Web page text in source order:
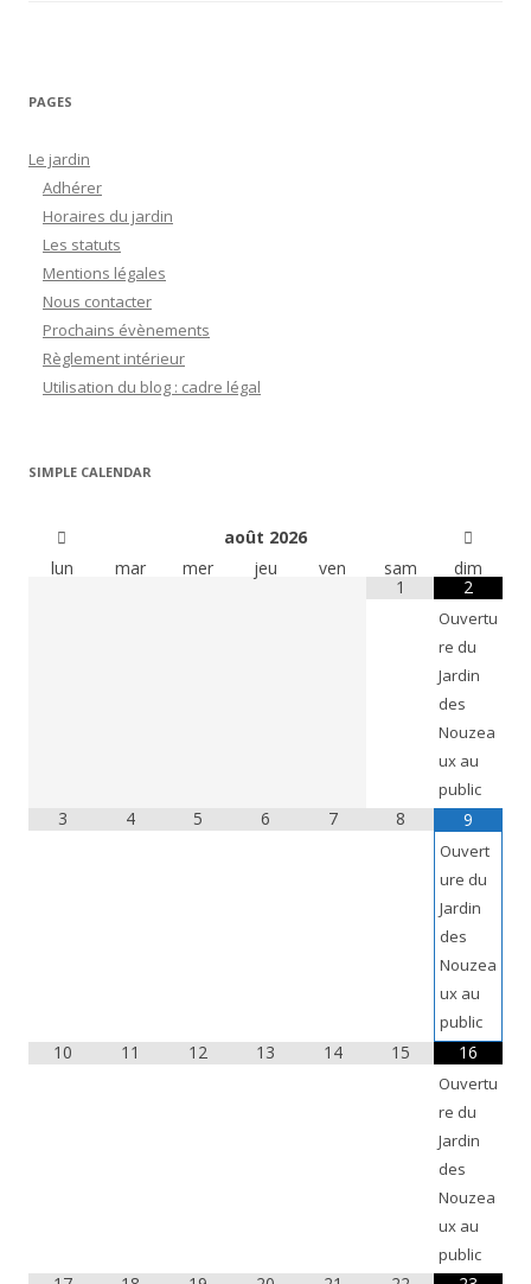
PAGES
Le jardin
Adhérer
Horaires du jardin
Les statuts
Mentions légales
Nous contacter
Prochains évènements
Règlement intérieur
Utilisation du blog : cadre légal
SIMPLE CALENDAR
août 2026
lun
mar mer jeu ven sam
dim
1
2
Ouvertu
re du
Jardin
des
Nouzea
ux au
public
3 4 5 6 7 8 9
Ouvert
ure du
Jardin
des
Nouzea
ux au
public
10 11 12 13 14 15 16
Ouvertu
re du
Jardin
des
Nouzea
ux au
public